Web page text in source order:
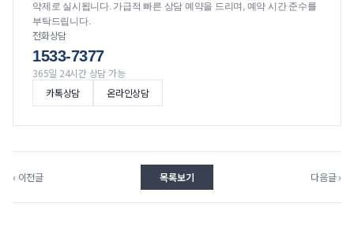
약제로 실시됩니다. 가급적 빠른 상담 예약을 드리며, 예약 시간 준수를
부탁드립니다.
전화상담
1533-7377
365일 24시간 상담 가능
카톡상담
온라인상담
‹ 이전글 목록보기 다음글 ›